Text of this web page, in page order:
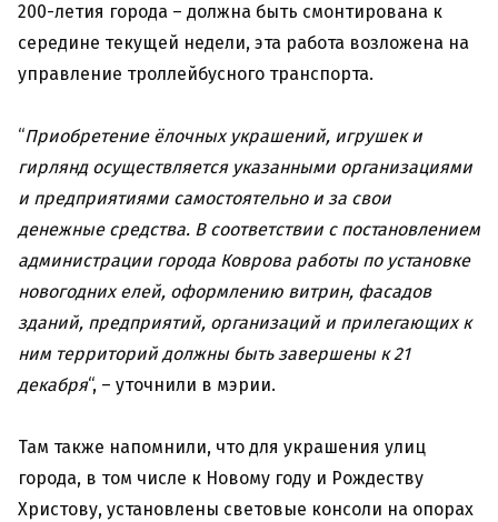
200-летия города – должна быть смонтирована к
середине текущей недели, эта работа возложена на
управление троллейбусного транспорта.
“Приобретение ёлочных украшений, игрушек и
гирлянд осуществляется указанными организациями
и предприятиями самостоятельно и за свои
денежные средства. В соответствии с постановлением
администрации города Коврова работы по установке
новогодних елей, оформлению витрин, фасадов
зданий, предприятий, организаций и прилегающих к
ним территорий должны быть завершены к 21
декабря“, – уточнили в мэрии.
Там также напомнили, что для украшения улиц
города, в том числе к Новому году и Рождеству
Христову, установлены световые консоли на опорах